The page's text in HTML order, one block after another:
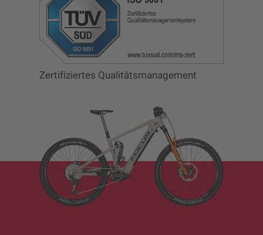
Zertifiziertes Qualitätsmanagement